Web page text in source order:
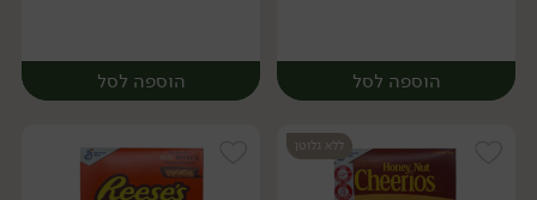
הוספה לסל הוספה לסל
ללא גלוטן